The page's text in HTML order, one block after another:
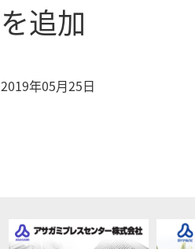
を追加
2019年05月25日